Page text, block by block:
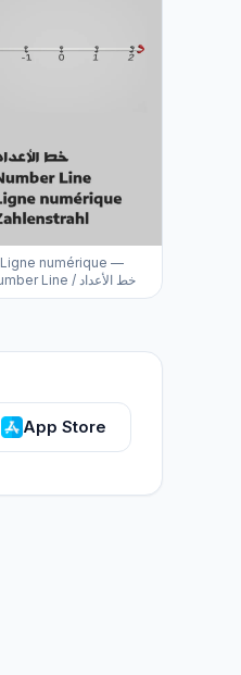
Ligne numérique —
Number Line / خط الأعداد
App Store